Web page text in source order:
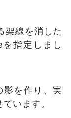
架線を消した
指定しまし
を作り、実
います。